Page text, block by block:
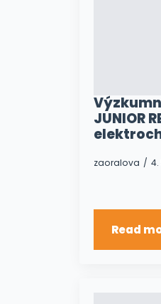
JUNIOR
zaoralova 4.
Read